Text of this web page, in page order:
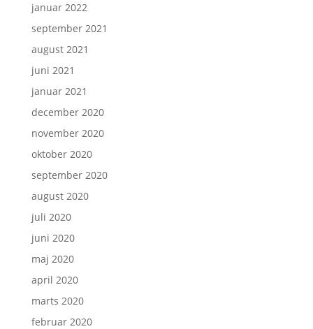
januar 2022
september 2021
august 2021
juni 2021
januar 2021
december 2020
november 2020
oktober 2020
september 2020
august 2020
juli 2020
juni 2020
maj 2020
april 2020
marts 2020
februar 2020